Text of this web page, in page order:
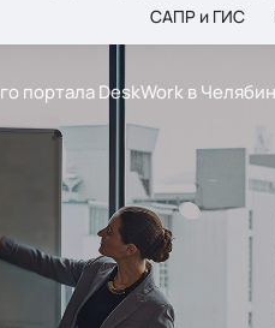
САПР и ГИС
портала DeskWork в